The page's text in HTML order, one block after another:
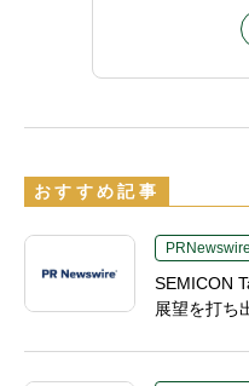
おすすめ記事
PRNewswire
SEMICON
展望を打ち